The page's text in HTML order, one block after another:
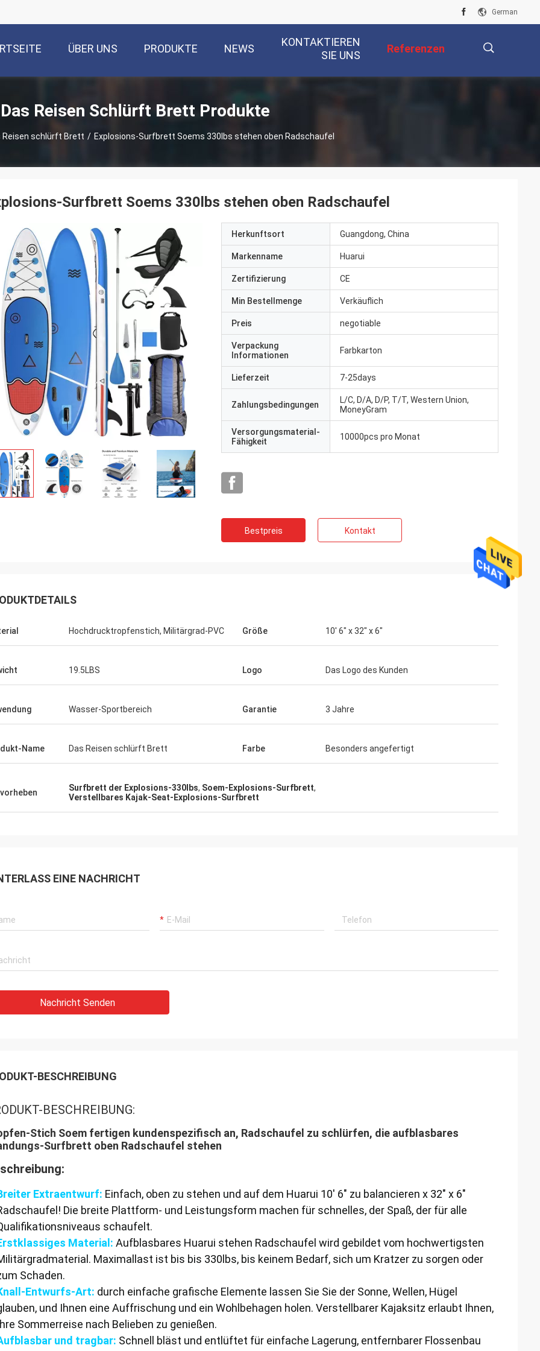
German
ÜBER UNS PRODUKTE NEWS
KONTAKTIEREN
SIE UNS
Referenzen
Das Reisen Schlürft Brett Produkte
Reisen schlürft Brett / Explosions-Surfbrett Soems 330lbs stehen oben Radschaufel
Geld. Hat
zum von
und
Surfbrett Soems 330lbs stehen oben Radschaufel
Herkunftsort Guangdong, China
Markenname Huarui
Zertifizierung CE
Min Bestellmenge Verkäuflich
Preis negotiable
Verpackung
Informationen
Farbkarton
Lieferzeit 7-25days
Zahlungsbedingungen
L/C, D/A, D/P, T/T, Western Union,
MoneyGram
Versorgungsmaterial-
Fähigkeit
10000pcs pro Monat
Bestpreis Kontakt
Hochdrucktropfenstich, Militärgrad-PVC Größe 10' 6" x 32" x 6"
19.5LBS Logo Das Logo des Kunden
Wasser-Sportbereich Garantie 3 Jahre
Name Das Reisen schlürft Brett Farbe Besonders angefertigt
Surfbrett der Explosions-330lbs, Soem-Explosions-Surfbrett,
Verstellbares Kajak-Seat-Explosions-Surfbrett
EINE NACHRICHT
Nachricht Senden
BESCHREIBUNG
BESCHREIBUNG:
Stich Soem fertigen kundenspezifisch an, Radschaufel zu schlürfen, die aufblasbares
Surfbrett oben Radschaufel stehen
Extraentwurf: Einfach, oben zu stehen und auf dem Huarui 10' 6" zu balancieren x 32" x 6"
Die breite Plattform- und Leistungsform machen für schnelles, der Spaß, der für alle
schaufelt.
Material: Aufblasbares Huarui stehen Radschaufel wird gebildet vom hochwertigsten
Maximallast ist bis bis 330lbs, bis keinem Bedarf, sich um Kratzer zu sorgen oder
Schaden.
Entwurfs-Art: durch einfache grafische Elemente lassen Sie Sie der Sonne, Wellen, Hügel
und Ihnen eine Auffrischung und ein Wohlbehagen holen. Verstellbarer Kajaksitz erlaubt Ihnen,
Sommerreise nach Belieben zu genießen.
und tragbar: Schnell bläst und entlüftet für einfache Lagerung, entfernbarer Flossenbau